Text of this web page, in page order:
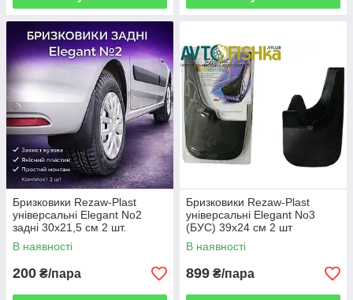
Бризковики Rezaw-Plast
універсальні Elegant No2
задні 30х21,5 см 2 шт.
В наявності
200 ₴/пара
Бризковики Rezaw-Plast
універсальні Elegant No3
(БУС) 39х24 см 2 шт
В наявності
899 ₴/пара